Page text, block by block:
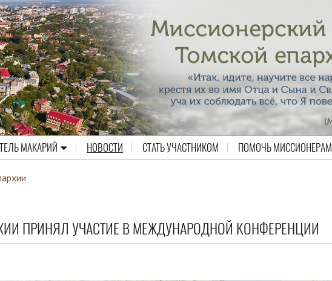
МАКАРИЙ НОВОСТИ СТАТЬ УЧАСТНИКОМ ПОМОЧЬ МИССИОНЕРАМ
ПРИНЯЛ УЧАСТИЕ В МЕЖДУНАРОДНОЙ КОНФЕРЕНЦИИ